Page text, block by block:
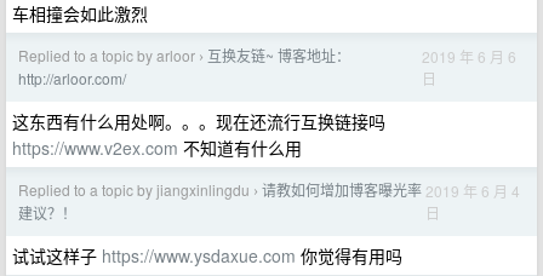
车相撞会如此激烈
Replied to a topic by arloor › 互换友链~ 博客地址：
http://arloor.com/
2019 年 6 月 6
日
这东西有什么用处啊。。。现在还流行互换链接吗
https://www.v2ex.com 不知道有什么用
Replied to a topic by jiangxinlingdu › 请教如何增加博客曝光率
建议？！
2019 年 6 月 4
日
试试这样子 https://www.ysdaxue.com 你觉得有用吗